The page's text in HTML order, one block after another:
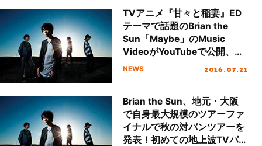
TVアニメ『甘々と稲妻』ED
テーマで話題のBrian the
Sun「Maybe」のMusic
VideoがYouTubeで公開、ア
ニメVer.の配信もスタート！
NEWS 2016.07.21
Brian the Sun、地元・大阪
で自身最大規模のツアーファ
イナルで秋の対バンツアーを
発表！初めての地上波TVパ